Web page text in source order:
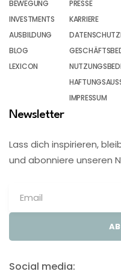
BEWEGUNG
INVESTMENTS
AUSBILDUNG
BLOG
LEXICON
PRESSE
KARRIERE
IMPRESSUM
Newsletter
Lass dich inspirieren,
und abonniere unseren
Social media: